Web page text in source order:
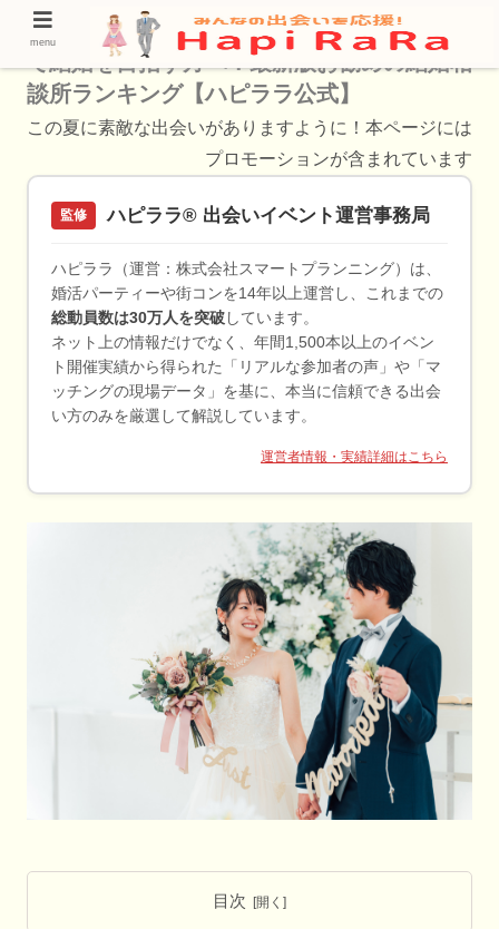
【幸せな結婚をした人が利用している】鶴見
で結婚を目指す方へ！最新版お勧めの結婚相
談所ランキング【ハピララ公式】
この夏に素敵な出会いがありますように！本ページには
プロモーションが含まれています
監修 ハピララ® 出会いイベント運営事務局
ハピララ（運営：株式会社スマートプランニング）は、
婚活パーティーや街コンを14年以上運営し、これまでの
総動員数は30万人を突破 しています。
ネット上の情報だけでなく、年間1,500本以上のイベン
ト開催実績から得られた「リアルな参加者の声」や「マ
ッチングの現場データ」を基に、本当に信頼できる出会
い方のみを厳選して解説しています。
運営者情報・実績詳細はこちら
目次
menu